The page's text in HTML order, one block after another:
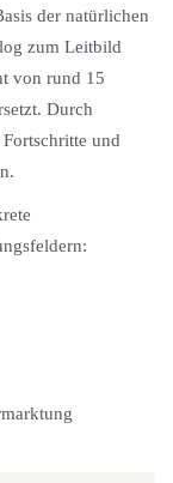
der natürlichen
zum Leitbild
von rund 15
Durch
und